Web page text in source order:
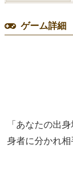
ゲーム詳細
「あなたの出
身者に分かれ相